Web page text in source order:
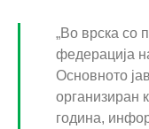
„Во врска со
федерација
Основното
организиран
година,